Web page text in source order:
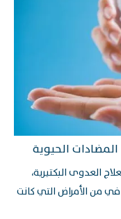
المضادات الحيوية
العدوى البكتيرية،
من الأمراض التي كانت